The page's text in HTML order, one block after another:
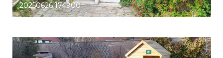
20250626 174900